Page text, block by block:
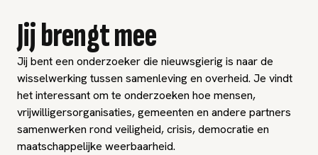
Jij brengt mee
Jij bent een onderzoeker die nieuwsgierig is naar de
wisselwerking tussen samenleving en overheid. Je vindt
het interessant om te onderzoeken hoe mensen,
vrijwilligersorganisaties, gemeenten en andere partners
samenwerken rond veiligheid, crisis, democratie en
maatschappelijke weerbaarheid.